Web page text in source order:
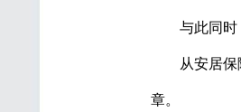
与此同时
从安居
章。